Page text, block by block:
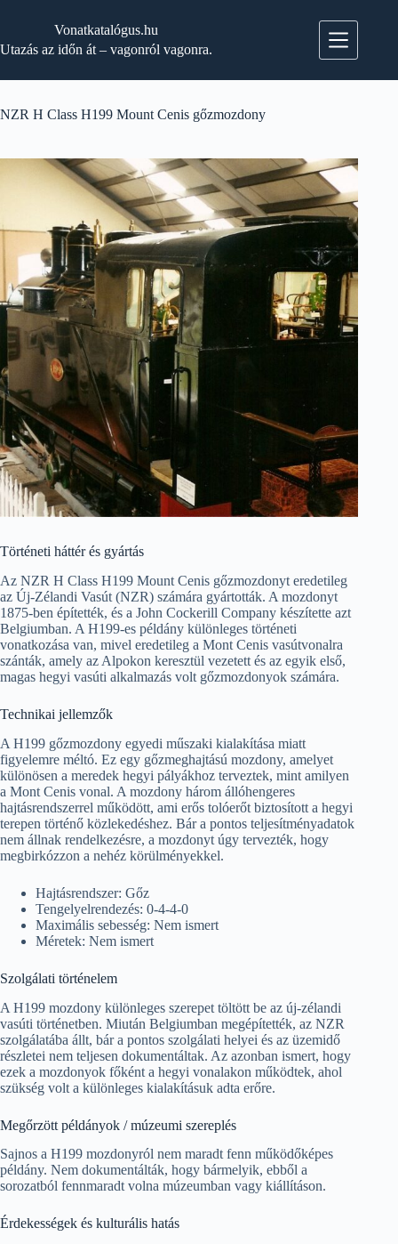
Vonatkatalógus.hu
Utazás az időn át – vagonról vagonra.
NZR H Class H199 Mount Cenis gőzmozdony
Történeti háttér és gyártás
Az NZR H Class H199 Mount Cenis gőzmozdonyt eredetileg
az Új-Zélandi Vasút (NZR) számára gyártották. A mozdonyt
1875-ben építették, és a John Cockerill Company készítette azt
Belgiumban. A H199-es példány különleges történeti
vonatkozása van, mivel eredetileg a Mont Cenis vasútvonalra
szánták, amely az Alpokon keresztül vezetett és az egyik első,
magas hegyi vasúti alkalmazás volt gőzmozdonyok számára.
Technikai jellemzők
A H199 gőzmozdony egyedi műszaki kialakítása miatt
figyelemre méltó. Ez egy gőzmeghajtású mozdony, amelyet
különösen a meredek hegyi pályákhoz terveztek, mint amilyen
a Mont Cenis vonal. A mozdony három állóhengeres
hajtásrendszerrel működött, ami erős tolóerőt biztosított a hegyi
terepen történő közlekedéshez. Bár a pontos teljesítményadatok
nem állnak rendelkezésre, a mozdonyt úgy tervezték, hogy
megbirkózzon a nehéz körülményekkel.
Hajtásrendszer: Gőz
Tengelyelrendezés: 0-4-4-0
Maximális sebesség: Nem ismert
Méretek: Nem ismert
Szolgálati történelem
A H199 mozdony különleges szerepet töltött be az új-zélandi
vasúti történetben. Miután Belgiumban megépítették, az NZR
szolgálatába állt, bár a pontos szolgálati helyei és az üzemidő
részletei nem teljesen dokumentáltak. Az azonban ismert, hogy
ezek a mozdonyok főként a hegyi vonalakon működtek, ahol
szükség volt a különleges kialakításuk adta erőre.
Megőrzött példányok / múzeumi szereplés
Sajnos a H199 mozdonyról nem maradt fenn működőképes
példány. Nem dokumentálták, hogy bármelyik, ebből a
sorozatból fennmaradt volna múzeumban vagy kiállításon.
Érdekességek és kulturális hatás